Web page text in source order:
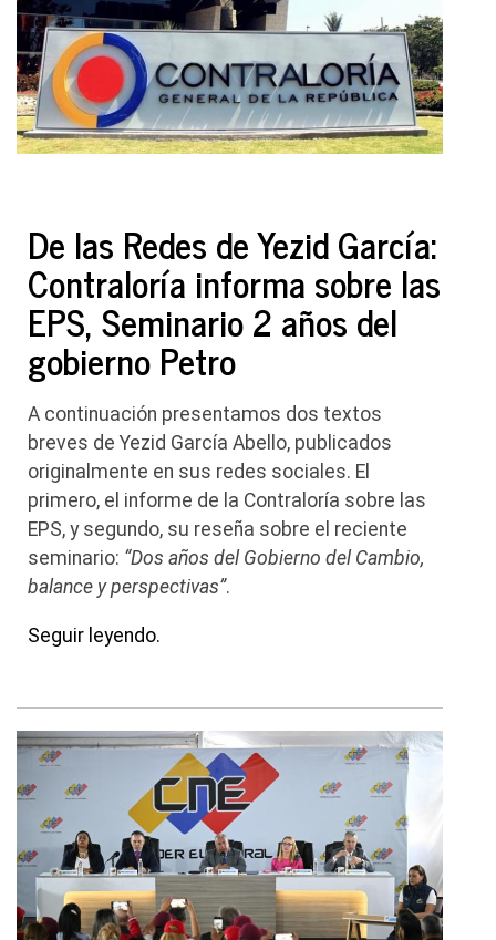
De las Redes de Yezid García:
Contraloría informa sobre las
EPS, Seminario 2 años del
gobierno Petro
A continuación presentamos dos textos
breves de Yezid García Abello, publicados
originalmente en sus redes sociales. El
primero, el informe de la Contraloría sobre las
EPS, y segundo, su reseña sobre el reciente
seminario: “Dos años del Gobierno del Cambio,
balance y perspectivas”.
Seguir leyendo.